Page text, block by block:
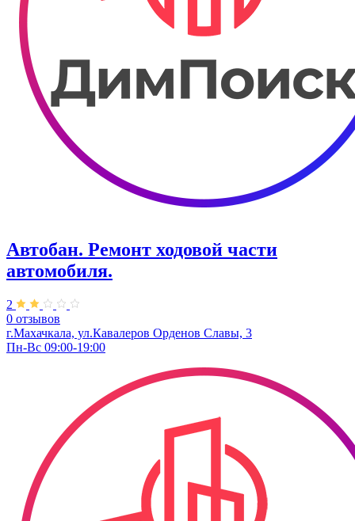
Автобан. ​Ремонт ходовой части
автомобиля.
2
0 отзывов
г.Махачкала, ул.Кавалеров Орденов Славы, 3
Пн-Вс 09:00-19:00